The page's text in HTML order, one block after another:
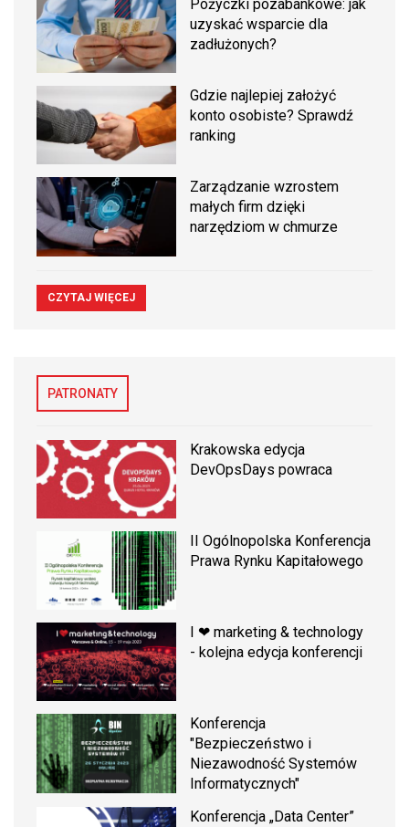
Pożyczki pozabankowe: jak
uzyskać wsparcie dla
zadłużonych?
Gdzie najlepiej założyć
konto osobiste? Sprawdź
ranking
Zarządzanie wzrostem
małych firm dzięki
narzędziom w chmurze
CZYTAJ WIĘCEJ
PATRONATY
Krakowska edycja
DevOpsDays powraca
II Ogólnopolska Konferencja
Prawa Rynku Kapitałowego
I ❤ marketing & technology
- kolejna edycja konferencji
Konferencja
"Bezpieczeństwo i
Niezawodność Systemów
Informatycznych"
Konferencja „Data Center”